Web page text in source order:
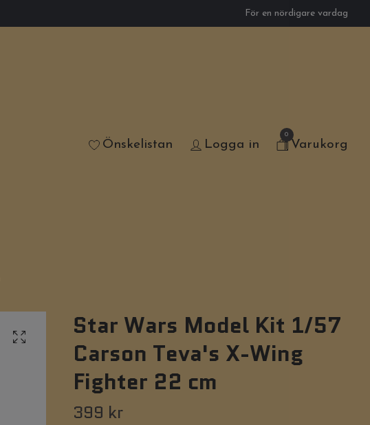
För en nördigare vardag
Önskelistan Logga in
0
Varukorg
Star Wars Model Kit 1/57
Carson Teva's X-Wing
Fighter 22 cm
399 kr